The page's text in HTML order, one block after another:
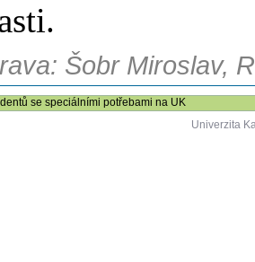
Šobr Miroslav,
se speciálními potřebami na UK
Univerzita